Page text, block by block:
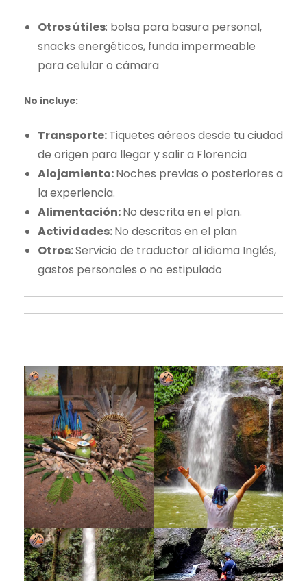
Otros útiles: bolsa para basura personal,
snacks energéticos, funda impermeable
para celular o cámara
No incluye:
Transporte:Tiquetes aéreos desde tu ciudad
de origen para llegar y salir a Florencia
Alojamiento:Noches previas o posteriores a
la experiencia.
Alimentación:No descrita en el plan.
Actividades:No descritas en el plan
Otros:Servicio de traductor al idioma Inglés,
gastos personales o no estipulado